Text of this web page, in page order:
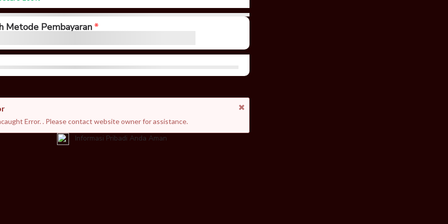
Metode Pembayaran
Error. . Please contact website owner for assistance.
Informasi Pribadi Anda Aman